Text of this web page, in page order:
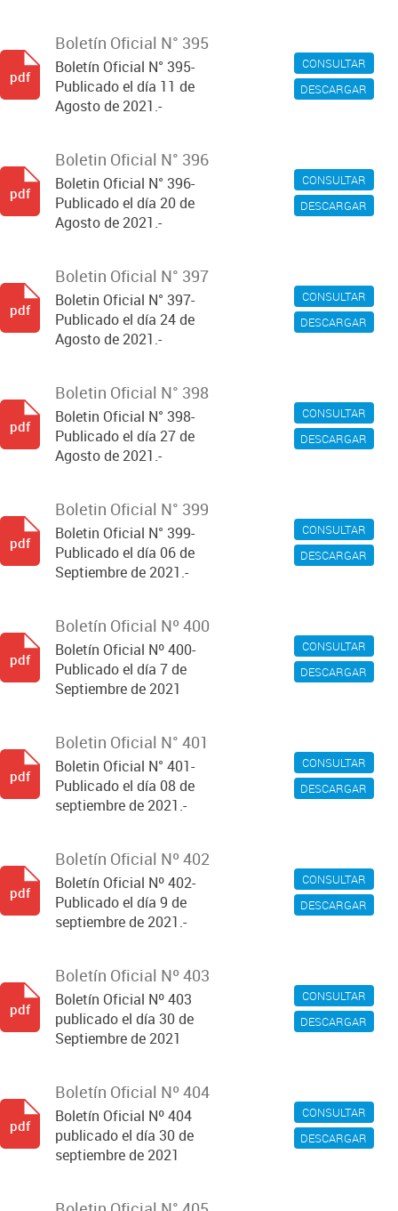
CONSULTAR
DESCARGAR
Boletín Oficial N° 395
Boletín Oficial N° 395-
Publicado el día 11 de
Agosto de 2021.-
pdf
CONSULTAR
DESCARGAR
Boletin Oficial N° 396
Boletin Oficial N° 396-
Publicado el día 20 de
Agosto de 2021.-
pdf
CONSULTAR
DESCARGAR
Boletin Oficial N° 397
Boletin Oficial N° 397-
Publicado el día 24 de
Agosto de 2021.-
pdf
CONSULTAR
DESCARGAR
Boletin Oficial N° 398
Boletin Oficial N° 398-
Publicado el día 27 de
Agosto de 2021.-
pdf
CONSULTAR
DESCARGAR
Boletin Oficial N° 399
Boletin Oficial N° 399-
Publicado el día 06 de
Septiembre de 2021.-
pdf
CONSULTAR
DESCARGAR
Boletín Oficial Nº 400
Boletín Oficial Nº 400-
Publicado el día 7 de
Septiembre de 2021
pdf
CONSULTAR
DESCARGAR
Boletin Oficial N° 401
Boletin Oficial N° 401-
Publicado el día 08 de
septiembre de 2021.-
pdf
CONSULTAR
DESCARGAR
Boletín Oficial Nº 402
Boletín Oficial Nº 402-
Publicado el día 9 de
septiembre de 2021.-
pdf
CONSULTAR
DESCARGAR
Boletín Oficial Nº 403
Boletín Oficial Nº 403
publicado el día 30 de
Septiembre de 2021
pdf
CONSULTAR
DESCARGAR
Boletín Oficial Nº 404
Boletín Oficial Nº 404
publicado el día 30 de
septiembre de 2021
pdf